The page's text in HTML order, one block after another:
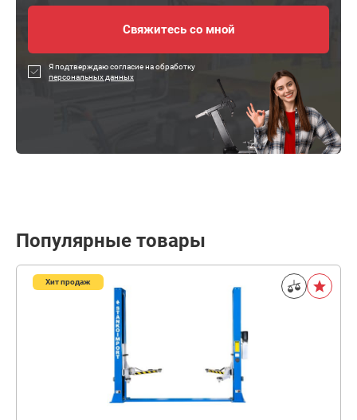
Я подтверждаю согласие на обработку
персональных данных
Популярные товары
Хит продаж